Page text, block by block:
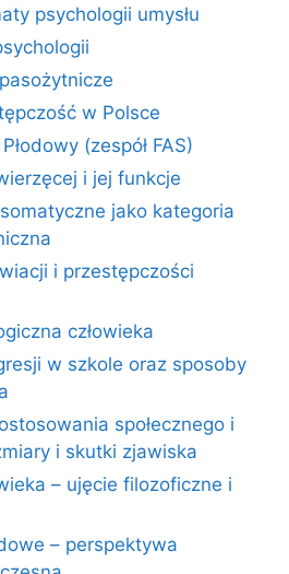
psychologii umysłu
w Polsce
(zespół FAS)
i jej funkcje
jako kategoria
i przestępczości
człowieka
w szkole oraz sposoby
społecznego i
i skutki zjawiska
– ujęcie filozoficzne i
– perspektywa